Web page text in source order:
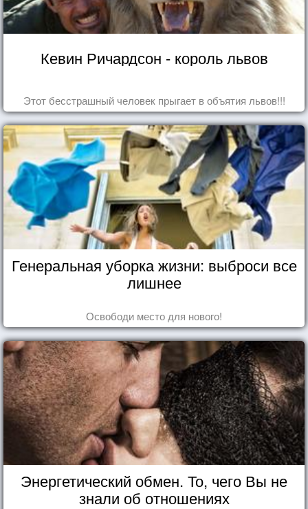
Кевин Ричардсон - король львов
Этот бесстрашный человек прыгает в объятия львов!!!
Генеральная уборка жизни: выброси все
лишнее
Освободи место для нового!
Энергетический обмен. То, чего Вы не
знали об отношениях